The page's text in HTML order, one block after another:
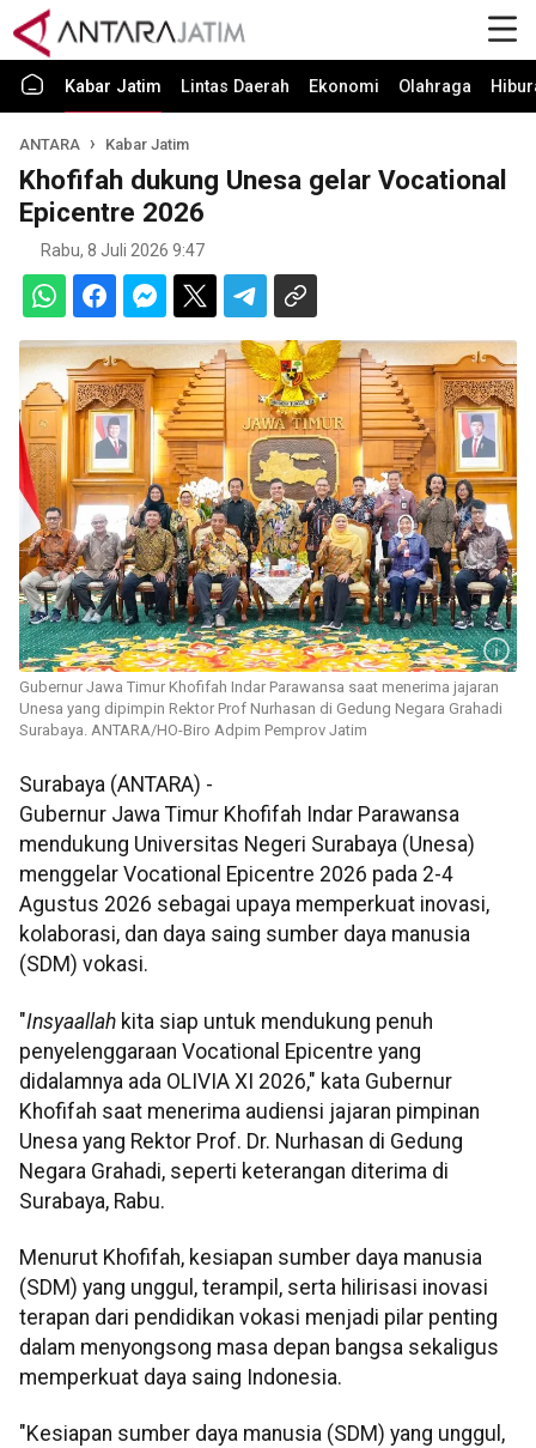
Kabar Jatim Lintas Daerah Ekonomi Olahraga
ANTARA Kabar Jatim
Khofifah dukung Unesa gelar Vocational
Epicentre 2026
Rabu, 8 Juli 2026 9:47
Gubernur Jawa Timur Khofifah Indar Parawansa saat menerima jajaran
Unesa yang dipimpin Rektor Prof Nurhasan di Gedung Negara Grahadi
Surabaya. ANTARA/HO-Biro Adpim Pemprov Jatim
Surabaya (ANTARA) -
Gubernur Jawa Timur Khofifah Indar Parawansa
mendukung Universitas Negeri Surabaya (Unesa)
menggelar Vocational Epicentre 2026 pada 2-4
Agustus 2026 sebagai upaya memperkuat inovasi,
kolaborasi, dan daya saing sumber daya manusia
(SDM) vokasi.
"Insyaallah kita siap untuk mendukung penuh
penyelenggaraan Vocational Epicentre yang
didalamnya ada OLIVIA XI 2026," kata Gubernur
Khofifah saat menerima audiensi jajaran pimpinan
Unesa yang Rektor Prof. Dr. Nurhasan di Gedung
Negara Grahadi, seperti keterangan diterima di
Surabaya, Rabu.
Menurut Khofifah, kesiapan sumber daya manusia
(SDM) yang unggul, terampil, serta hilirisasi inovasi
terapan dari pendidikan vokasi menjadi pilar penting
dalam menyongsong masa depan bangsa sekaligus
memperkuat daya saing Indonesia.
"Kesiapan sumber daya manusia (SDM) yang unggul,